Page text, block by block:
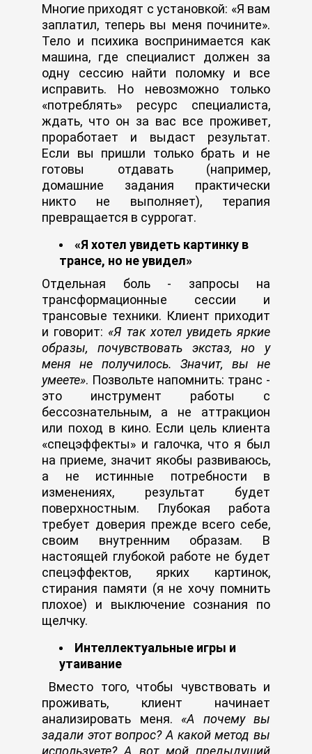
Многие приходят с установкой: «Я вам
заплатил, теперь вы меня почините».
Тело и психика воспринимается как
машина, где специалист должен за
одну сессию найти поломку и все
исправить. Но невозможно только
«потреблять» ресурс специалиста,
ждать, что он за вас все проживет,
проработает и выдаст результат.
Если вы пришли только брать и не
готовы отдавать (например,
домашние задания практически
никто не выполняет), терапия
превращается в суррогат.
«Я хотел увидеть картинку в
трансе, но не увидел»
Отдельная боль - запросы на
трансформационные сессии и
трансовые техники. Клиент приходит
и говорит: «Я так хотел увидеть яркие
образы, почувствовать экстаз, но у
меня не получилось. Значит, вы не
умеете». Позвольте напомнить: транс -
это инструмент работы с
бессознательным, а не аттракцион
или поход в кино. Если цель клиента
«спецэффекты» и галочка, что я был
на приеме, значит якобы развиваюсь,
а не истинные потребности в
изменениях, результат будет
поверхностным. Глубокая работа
требует доверия прежде всего себе,
своим внутренним образам. В
настоящей глубокой работе не будет
спецэффектов, ярких картинок,
стирания памяти (я не хочу помнить
плохое) и выключение сознания по
щелчку.
Интеллектуальные игры и
утаивание
Вместо того, чтобы чувствовать и
проживать, клиент начинает
анализировать меня.
«А почему вы
задали этот вопрос? А какой метод вы
используете? А вот мой предыдущий